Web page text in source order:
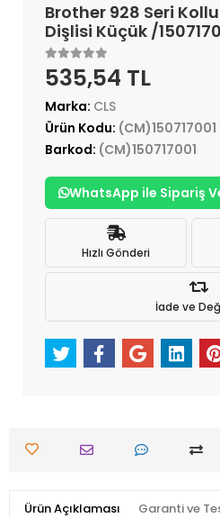
Brother 928 Seri
Dişlisi Küçük /
535,54 TL
Marka: CLS
Ürün Kodu: (CM)150717001
Barkod: (CM)150717001
WhatsApp ile Sipariş
Hızlı Gönderi
İade ve
Ürün Açıklaması Garanti ve